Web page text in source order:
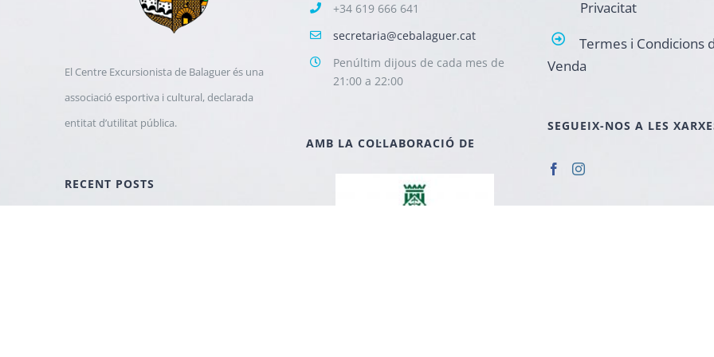
El Centre Excursionista de Balaguer és una
associació esportiva i cultural, declarada
entitat d’utilitat pública.
RECENT POSTS
+34 619 666 641
secretaria@cebalaguer.cat
Penúltim dijous de cada mes de
21:00 a 22:00
AMB LA COL·LABORACIÓ DE
Privacitat
Termes i Condicions
Venda
SEGUEIX-NOS A LES